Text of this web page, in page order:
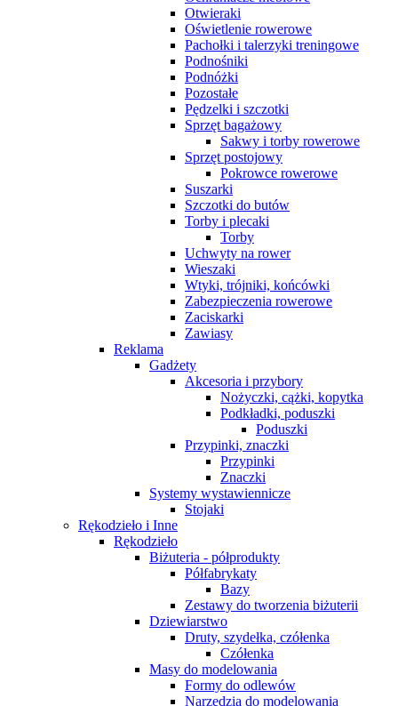
Otwieraki
Oświetlenie rowerowe
Pachołki i talerzyki treningowe
Podnośniki
Podnóżki
Pozostałe
Pędzelki i szczotki
Sprzęt bagażowy
Sakwy i torby rowerowe
Sprzęt postojowy
Pokrowce rowerowe
Suszarki
Szczotki do butów
Torby i plecaki
Torby
Uchwyty na rower
Wieszaki
Wtyki, trójniki, końcówki
Zabezpieczenia rowerowe
Zaciskarki
Zawiasy
Reklama
Gadżety
Akcesoria i przybory
Nożyczki, cążki, kopytka
Podkładki, poduszki
Poduszki
Przypinki, znaczki
Przypinki
Znaczki
Systemy wystawiennicze
Stojaki
Rękodzieło i Inne
Rękodzieło
Biżuteria - półprodukty
Półfabrykaty
Bazy
Zestawy do tworzenia biżuterii
Dziewiarstwo
Druty, szydełka, czółenka
Czółenka
Masy do modelowania
Formy do odlewów
Narzędzia do modelowania